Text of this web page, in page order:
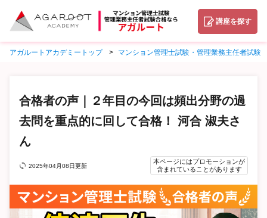
講座を探す
アガルートアカデミートップ マンション管理士試験・管理業務主任者試験
合格者の声｜２年目の今回は頻出分野の過
去問を重点的に回して合格！ 河合 淑夫さ
ん
2025年04月08日更新
本ページにはプロモーションが
含まれていることがあります